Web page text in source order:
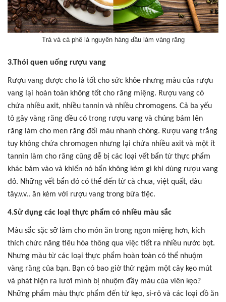
Trà và cà phê là nguyên hàng đầu làm vàng răng
3.Thói quen uống rượu vang
Rượu vang được cho là tốt cho sức khỏe nhưng màu của rượu
vang lại hoàn toàn không tốt cho răng miệng. Rượu vang có
chứa nhiều axit, nhiều tannin và nhiều chromogens. Cả ba yếu
tô gây vàng răng đều có trong rượu vang và chúng bám lên
răng làm cho men răng đổi màu nhanh chóng. Rượu vang trắng
tuy không chứa chromogen nhưng lại chứa nhiều axit và một ít
tannin làm cho răng cũng dễ bị các loại vết bẩn từ thực phẩm
khác bám vào và khiến nó bẩn không kém gì khi dùng rượu vang
đỏ. Những vết bẩn đó có thể đến từ cà chua, việt quất, dâu
tây.v.v.. ăn kèm với rượu vang trong bữa tiệc.
4.Sử dụng các loại thực phẩm có nhiều màu sắc
Màu sắc sặc sỡ làm cho món ăn trong ngon miệng hơn, kích
thích chức năng tiêu hóa thông qua việc tiết ra nhiều nước bọt.
Nhưng màu từ các loại thực phẩm hoàn toàn có thể nhuộm
vàng răng của bạn. Bạn có bao giờ thử ngậm một cây kẹo mút
và phát hiện ra lưỡi mình bị nhuộm đầy màu của viên kẹo?
Những phẩm màu thực phẩm đến từ kẹo, si-rô và các loại đồ ăn